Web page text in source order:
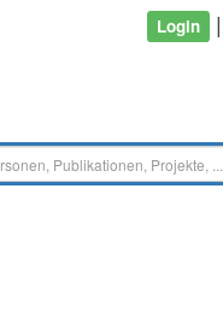
Login |